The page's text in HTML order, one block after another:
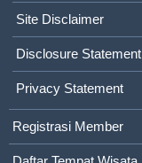
Site Disclaimer
Disclosure Statement
Privacy Statement
Registrasi Member